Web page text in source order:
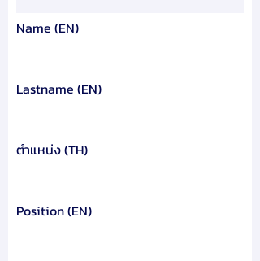
Name (EN)
Lastname (EN)
ตำแหน่ง (TH)
Position (EN)